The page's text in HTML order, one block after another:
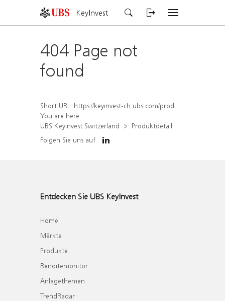
KeyInvest
404 Page not
found
Short URL: https://keyinvest-ch.ubs.com/produkt/detail/index/isin/CH1572303795
You are here:
UBS KeyInvest Switzerland
Produktdetail
Folgen Sie uns auf
Entdecken Sie UBS KeyInvest
Home
Märkte
Produkte
Renditemonitor
Anlagethemen
TrendRadar